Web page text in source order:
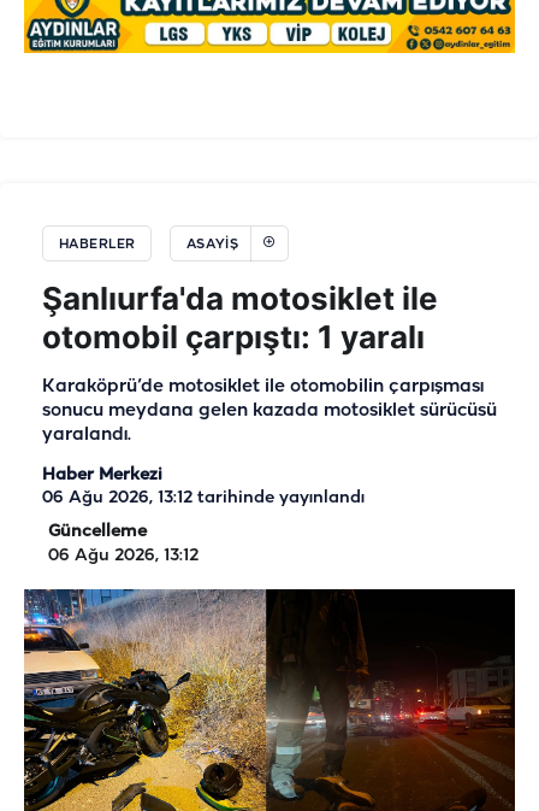
HABERLER ASAYIŞ
Şanlıurfa'da motosiklet ile
otomobil çarpıştı: 1 yaralı
Karaköprü’de motosiklet ile otomobilin çarpışması
sonucu meydana gelen kazada motosiklet sürücüsü
yaralandı.
Haber Merkezi
06 Ağu 2026, 13:12 tarihinde yayınlandı
Güncelleme
06 Ağu 2026, 13:12